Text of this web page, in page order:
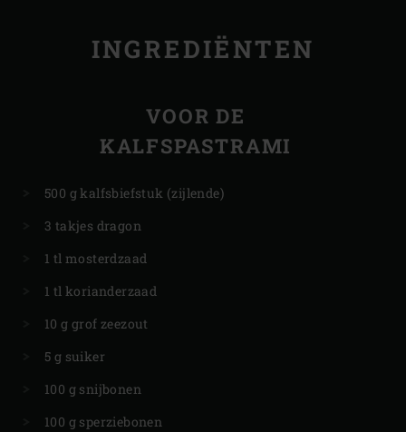
INGREDIËNTEN
VOOR DE
KALFSPASTRAMI
500 g kalfsbiefstuk (zijlende)
3 takjes dragon
1 tl mosterdzaad
1 tl korianderzaad
10 g grof zeezout
5 g suiker
100 g snijbonen
100 g sperziebonen